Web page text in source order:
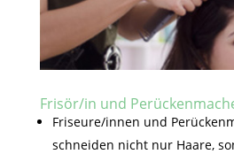
Frisör/in und
Friseure/innen und
schneiden nicht nur Haare,